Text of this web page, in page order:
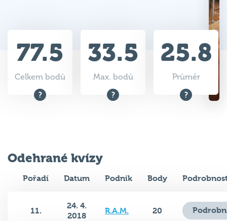
77.5
Celkem bodů
33.5
Max. bodů
25.8
Průměr
Odehrané kvízy
Pořadí Datum Podnik Body
11.
24. 4.
2018
R.A.M. 20